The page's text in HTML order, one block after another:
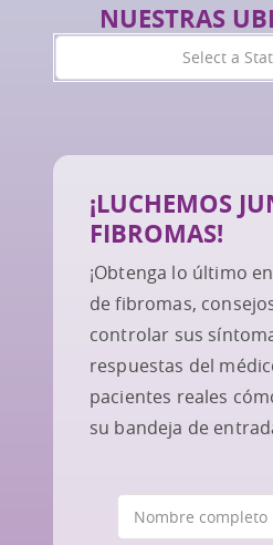
NUESTRAS
Select a
¡LUCHEMOS
FIBROMAS!
¡Obtenga lo último
de fibromas,
controlar sus
respuestas del
pacientes reales
su bandeja de